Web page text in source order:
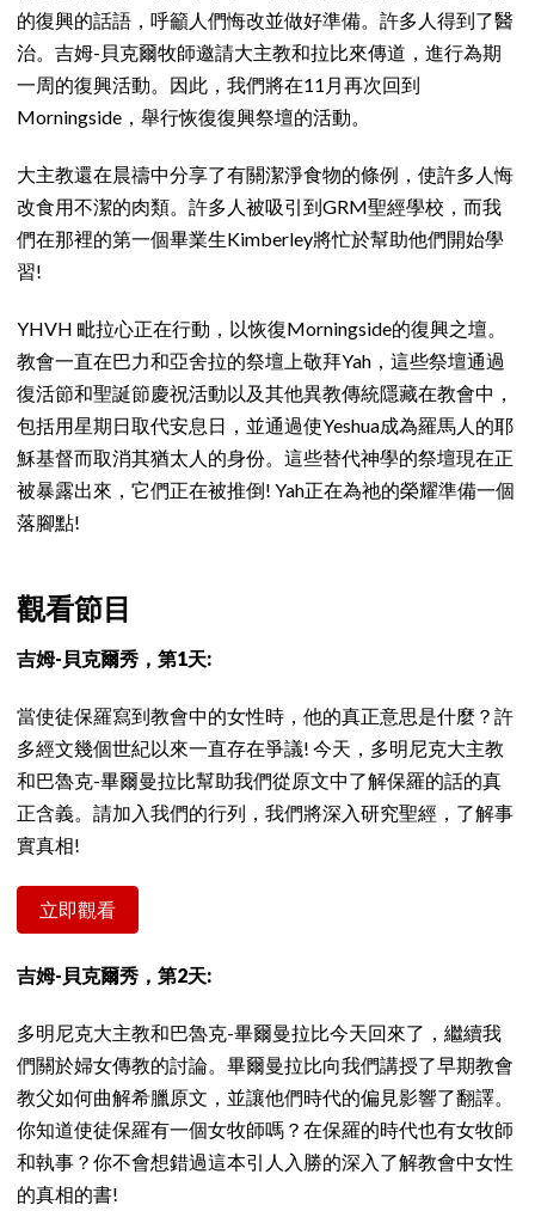
的復興的話語，呼籲人們悔改並做好準備。許多人得到了醫
治。吉姆-貝克爾牧師邀請大主教和拉比來傳道，進行為期
一周的復興活動。因此，我們將在11月再次回到
Morningside，舉行恢復復興祭壇的活動。
大主教還在晨禱中分享了有關潔淨食物的條例，使許多人悔
改食用不潔的肉類。許多人被吸引到GRM聖經學校，而我
們在那裡的第一個畢業生Kimberley將忙於幫助他們開始學
習!
YHVH 毗拉心正在行動，以恢復Morningside的復興之壇。
教會一直在巴力和亞舍拉的祭壇上敬拜Yah，這些祭壇通過
復活節和聖誕節慶祝活動以及其他異教傳統隱藏在教會中，
包括用星期日取代安息日，並通過使Yeshua成為羅馬人的耶
穌基督而取消其猶太人的身份。這些替代神學的祭壇現在正
被暴露出來，它們正在被推倒! Yah正在為祂的榮耀準備一個
落腳點!
觀看節目
吉姆-貝克爾秀，第1天:
當使徒保羅寫到教會中的女性時，他的真正意思是什麼？許
多經文幾個世紀以來一直存在爭議! 今天，多明尼克大主教
和巴魯克-畢爾曼拉比幫助我們從原文中了解保羅的話的真
正含義。請加入我們的行列，我們將深入研究聖經，了解事
實真相!
立即觀看
吉姆-貝克爾秀，第2天:
多明尼克大主教和巴魯克-畢爾曼拉比今天回來了，繼續我
們關於婦女傳教的討論。畢爾曼拉比向我們講授了早期教會
教父如何曲解希臘原文，並讓他們時代的偏見影響了翻譯。
你知道使徒保羅有一個女牧師嗎？在保羅的時代也有女牧師
和執事？你不會想錯過這本引人入勝的深入了解教會中女性
的真相的書!